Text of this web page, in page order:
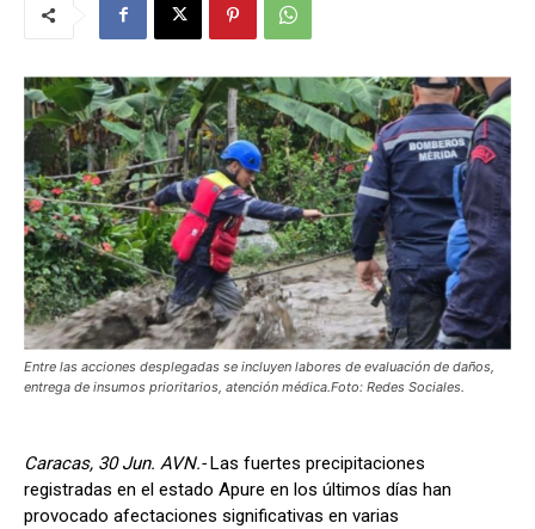
Entre las acciones desplegadas se incluyen labores de evaluación de daños,
entrega de insumos prioritarios, atención médica.Foto: Redes Sociales.
Caracas, 30 Jun. AVN.- Las fuertes precipitaciones
registradas en el estado Apure en los últimos días han
provocado afectaciones significativas en varias